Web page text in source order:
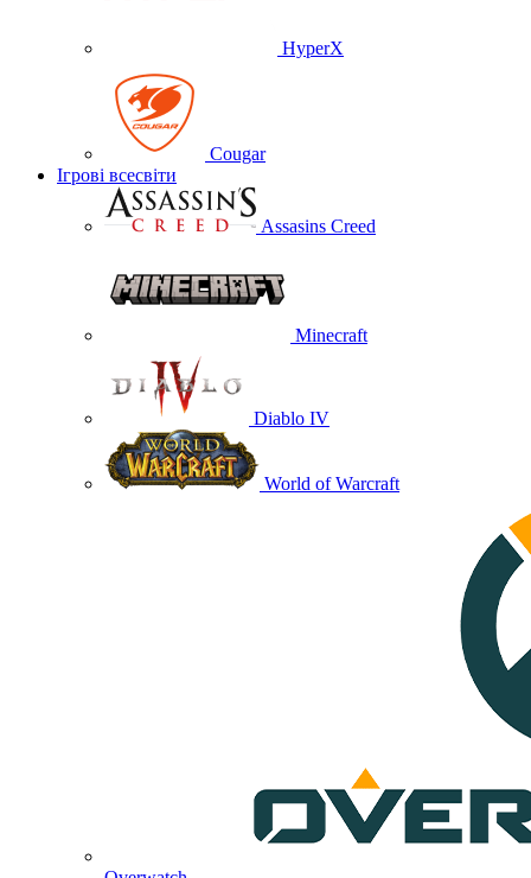
HyperX
Cougar
Ігрові всесвіти
Assasins Creed
Minecraft
Diablo IV
World of Warcraft